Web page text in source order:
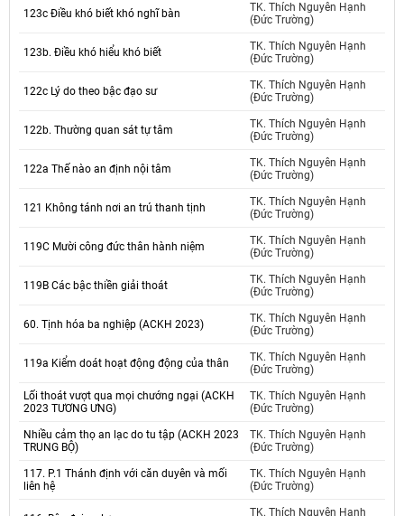
123c Điều khó biết khó nghĩ bàn
TK. Thích Nguyên Hạnh
(Đức Trường)
123b. Điều khó hiểu khó biết
TK. Thích Nguyên Hạnh
(Đức Trường)
122c Lý do theo bậc đạo sư
TK. Thích Nguyên Hạnh
(Đức Trường)
122b. Thường quan sát tự tâm
TK. Thích Nguyên Hạnh
(Đức Trường)
122a Thế nào an định nội tâm
TK. Thích Nguyên Hạnh
(Đức Trường)
121 Không tánh nơi an trú thanh tịnh
TK. Thích Nguyên Hạnh
(Đức Trường)
119C Mười công đức thân hành niệm
TK. Thích Nguyên Hạnh
(Đức Trường)
119B Các bậc thiền giải thoát
TK. Thích Nguyên Hạnh
(Đức Trường)
60. Tịnh hóa ba nghiệp (ACKH 2023)
TK. Thích Nguyên Hạnh
(Đức Trường)
119a Kiểm doát hoạt động động của thân
TK. Thích Nguyên Hạnh
(Đức Trường)
Lối thoát vượt qua mọi chướng ngại (ACKH
2023 TƯƠNG ƯNG)
TK. Thích Nguyên Hạnh
(Đức Trường)
Nhiều cảm thọ an lạc do tu tập (ACKH 2023
TRUNG BỘ)
TK. Thích Nguyên Hạnh
(Đức Trường)
117. P.1 Thánh định với căn duyên và mối
liên hệ
TK. Thích Nguyên Hạnh
(Đức Trường)
TK. Thích Nguyên Hạnh